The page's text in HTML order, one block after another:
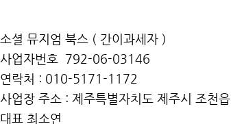
소셜 뮤지엄 북스 ( ​간이과세자 )
사업자번호 792-06-03146
연락처 : 010-5171-1172
사업장 주소 : 제주특별자치도 제주시 조천
대표 최소연